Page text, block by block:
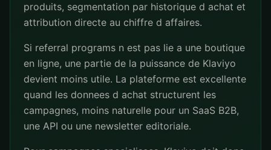
produits, segmentation par historique d achat et
attribution directe au chiffre d affaires.
Si referral programs n est pas lie a une boutique
en ligne, une partie de la puissance de Klaviyo
devient moins utile. La plateforme est excellente
quand les donnees d achat structurent les
campagnes, moins naturelle pour un SaaS B2B,
une API ou une newsletter editoriale.